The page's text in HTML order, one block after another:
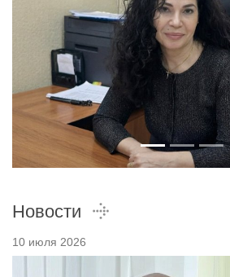
Новости
10 июля 2026